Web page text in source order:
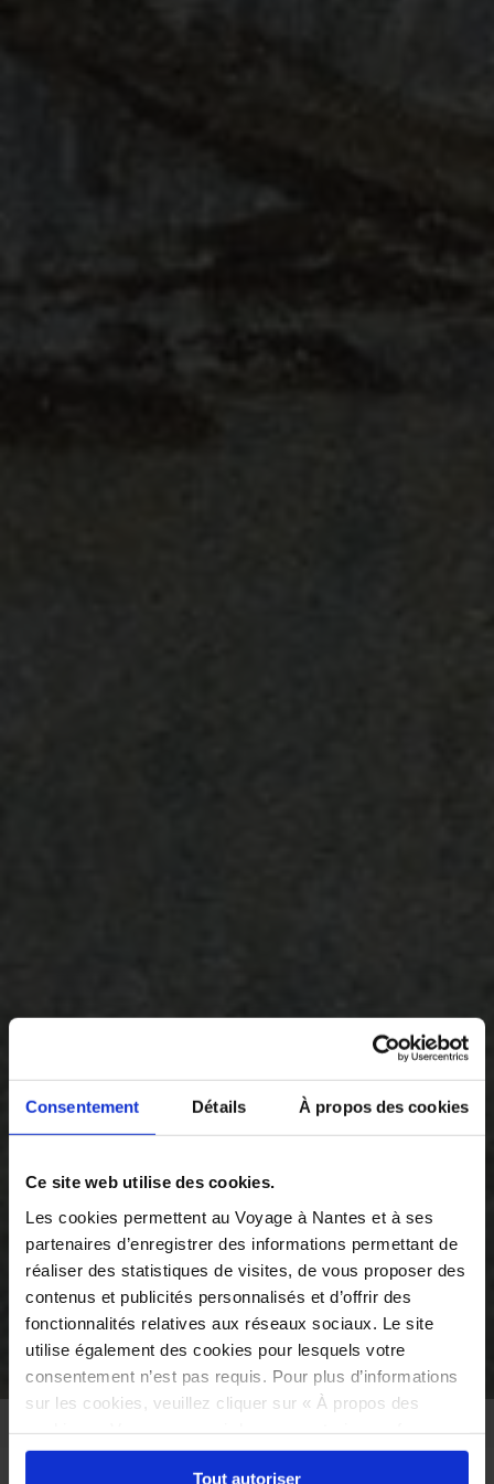
Consentement Détails À propos des cookies
Ce site web utilise des cookies.
Les cookies permettent au Voyage à Nantes et à ses
partenaires d’enregistrer des informations permettant de
réaliser des statistiques de visites, de vous proposer des
contenus et publicités personnalisés et d’offrir des
fonctionnalités relatives aux réseaux sociaux. Le site
utilise également des cookies pour lesquels votre
consentement n’est pas requis. Pour plus d’informations
sur les cookies, veuillez cliquer sur « À propos des
sélectionner les cookies selon les finalités via l'onglet
Tout autoriser
©
À VOIR
L’ÉVÉNEMENT ESTIVAL